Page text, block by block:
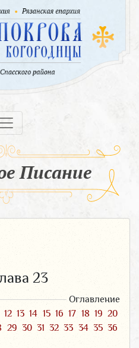
Писание
23
Оглавление
12 13 14 15 16 17 18 19 20
29 30 31 32 33 34 35 36